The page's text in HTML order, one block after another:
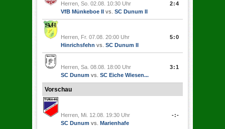
Herren, So. 02.08. 10:30 Uhr
VfB Münkeboe II vs. SC Dunum II
2:4
Herren, Fr. 07.08. 20:00 Uhr
Hinrichsfehn vs. SC Dunum II
5:0
Herren, Sa. 08.08. 18:00 Uhr
SC Dunum vs. SC Eiche Wiesen...
3:1
Vorschau
Herren, Mi. 12.08. 19:30 Uhr
SC Dunum vs. Marienhafe
-:-